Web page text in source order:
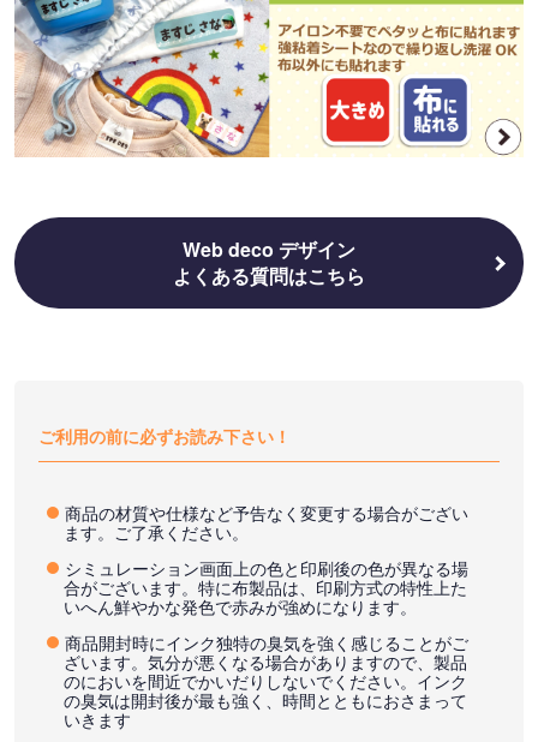
Web deco デザイン
よくある質問はこちら
ご利用の前に必ずお読み下さい！
商品の材質や仕様など予告なく変更する場合がござい
ます。ご了承ください。
シミュレーション画面上の色と印刷後の色が異なる場
合がございます。特に布製品は、印刷方式の特性上た
いへん鮮やかな発色で赤みが強めになります。
商品開封時にインク独特の臭気を強く感じることがご
ざいます。気分が悪くなる場合がありますので、製品
のにおいを間近でかいだりしないでください。インク
の臭気は開封後が最も強く、時間とともにおさまって
いきます